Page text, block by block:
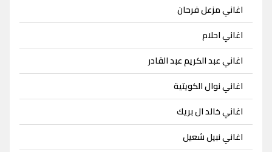
اغاني مزعل فرحان
اغاني احلام
اغاني عبد الكريم عبد القادر
اغاني نوال الكويتية
اغاني خالد ال بريك
اغاني نبيل شعيل